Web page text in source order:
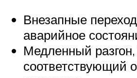
Внезапные
аварийное
Медленный
соответствующий